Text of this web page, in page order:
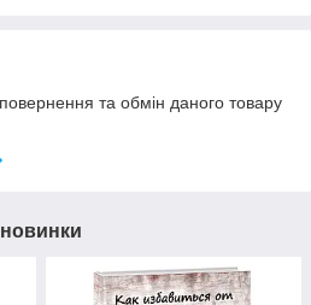
та обмін даного товару
новинки